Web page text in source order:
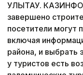
УЛЫТАУ.
завершено
посетители могут
включая
района, и выбрать
у туристов есть